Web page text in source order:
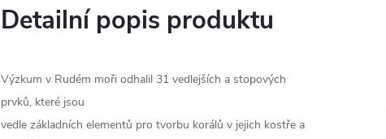
Detailní popis produktu
Výzkum v Rudém moři odhalil 31 vedlejších a stopových
prvků, které jsou
vedle základních elementů pro tvorbu korálů v jejich kostře a